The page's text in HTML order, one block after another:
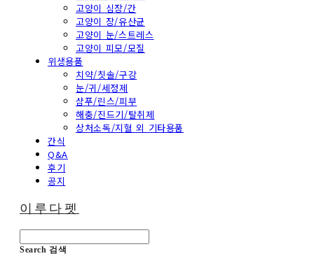
고양이 심장/간
고양이 장/유산균
고양이 눈/스트레스
고양이 피모/모질
위생용품
치약/칫솔/구강
눈/귀/세정제
샴푸/린스/피부
해충/진드기/탈취제
상처소독/지혈 외 기타용품
간식
Q&A
후기
공지
이루다펫
Search 검색